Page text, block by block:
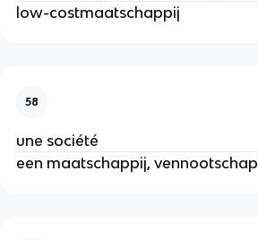
low-costmaatschappij
58
une société
een maatschappij, vennootschap